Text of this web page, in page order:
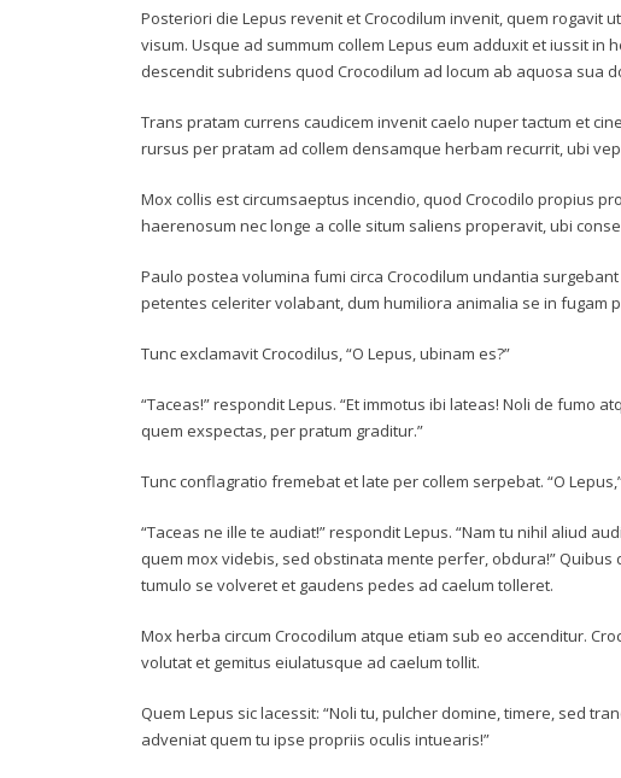
Posteriori die Lepus revenit et Crocodilum invenit, quem rogavit
visum. Usque ad summum collem Lepus eum adduxit et iussit in
descendit subridens quod Crocodilum ad locum ab aquosa sua
Trans pratam currens caudicem invenit caelo nuper tactum et
rursus per pratam ad collem densamque herbam recurrit, ubi
Mox collis est circumsaeptus incendio, quod Crocodilo propius
haerenosum nec longe a colle situm saliens properavit, ubi
Paulo postea volumina fumi circa Crocodilum undantia
petentes celeriter volabant, dum humiliora animalia se in fugam
Tunc exclamavit Crocodilus, “O Lepus, ubinam es?”
“Taceas!” respondit Lepus. “Et immotus ibi lateas! Noli de fumo
quem exspectas, per pratum graditur.”
Tunc conflagratio fremebat et late per collem serpebat. “O
“Taceas ne ille te audiat!” respondit Lepus. “Nam tu nihil aliud
quem mox videbis, sed obstinata mente perfer, obdura!”
tumulo se volveret et gaudens pedes ad caelum tolleret.
Mox herba circum Crocodilum atque etiam sub eo accenditur.
volutat et gemitus eiulatusque ad caelum tollit.
Quem Lepus sic lacessit: “Noli tu, pulcher domine, timere, sed
adveniat quem tu ipse propriis oculis intuearis!”